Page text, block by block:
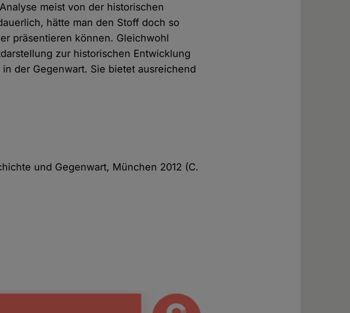
meist von der historischen
hätte man den Stoff doch so
präsentieren können. Gleichwohl
zur historischen Entwicklung
der Gegenwart. Sie bietet ausreichend
und Gegenwart, München 2012 (C.